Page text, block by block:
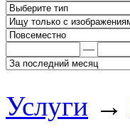
—
Услуги →